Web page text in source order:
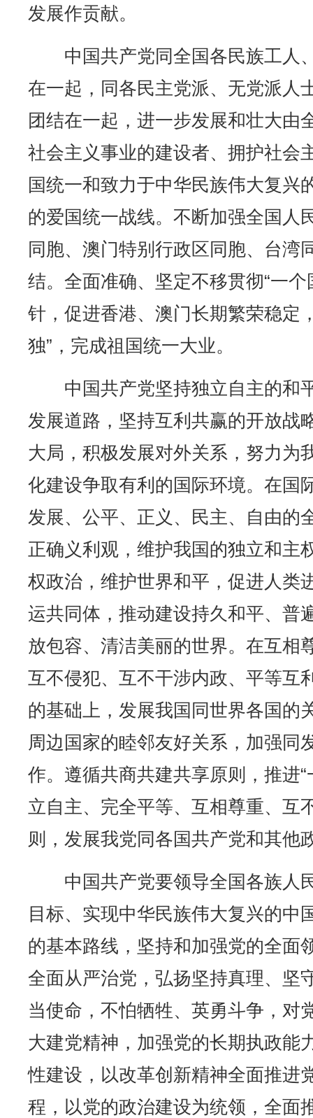
发展作贡献。
中国共产党同全国各民族工人
在一起，同各民主党派、无党派人
团结在一起，进一步发展和壮大由
社会主义事业的建设者、拥护社会
国统一和致力于中华民族伟大复兴
的爱国统一战线。不断加强全国人
同胞、澳门特别行政区同胞、台湾
结。全面准确、坚定不移贯彻“一
针，促进香港、澳门长期繁荣稳定
独”，完成祖国统一大业。
中国共产党坚持独立自主的和
发展道路，坚持互利共赢的开放战
大局，积极发展对外关系，努力为
化建设争取有利的国际环境。在国
发展、公平、正义、民主、自由的
正确义利观，维护我国的独立和主
权政治，维护世界和平，促进人类
运共同体，推动建设持久和平、普
放包容、清洁美丽的世界。在互相
互不侵犯、互不干涉内政、平等互
的基础上，发展我国同世界各国的
周边国家的睦邻友好关系，加强同
作。遵循共商共建共享原则，推进
立自主、完全平等、互相尊重、互
则，发展我党同各国共产党和其他
中国共产党要领导全国各族人
目标、实现中华民族伟大复兴的中
的基本路线，坚持和加强党的全面
全面从严治党，弘扬坚持真理、坚
当使命，不怕牺牲、英勇斗争，对
大建党精神，加强党的长期执政能
性建设，以改革创新精神全面推进
程，以党的政治建设为统领，全面